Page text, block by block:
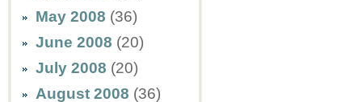
May 2008 (36)
June 2008 (20)
July 2008 (20)
August 2008 (36)